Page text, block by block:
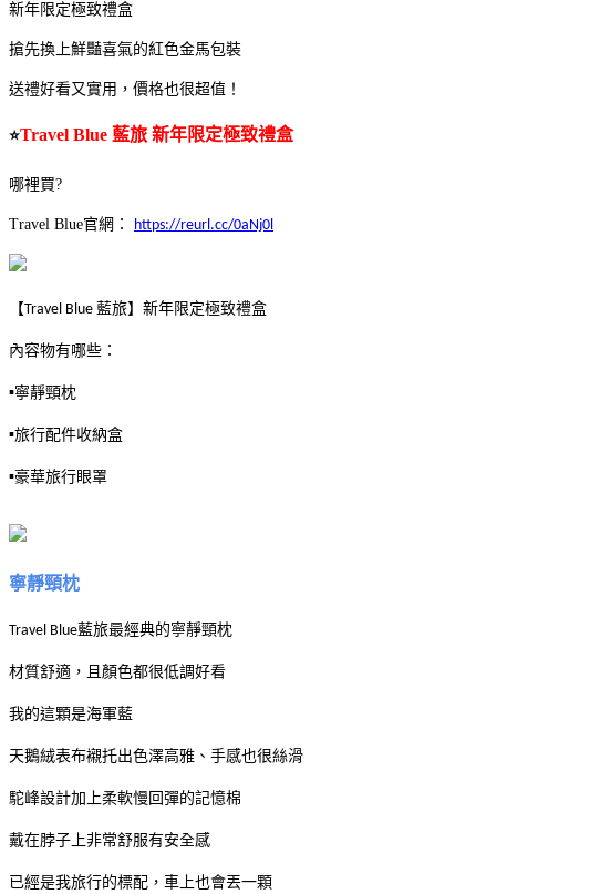
新年限定極致禮盒
搶先換上鮮豔喜氣的紅色金馬包裝
送禮好看又實用，價格也很超值！
⭐Travel Blue 藍旅 新年限定極致禮盒
哪裡買?
Travel Blue官網： https://reurl.cc/0aNj0l
【Travel Blue 藍旅】新年限定極致禮盒
內容物有哪些：
▪️寧靜頸枕
▪️旅行配件收納盒
▪️豪華旅行眼罩
寧靜頸枕
Travel Blue藍旅最經典的寧靜頸枕
材質舒適，且顏色都很低調好看
我的這顆是海軍藍
天鵝絨表布襯托出色澤高雅、手感也很絲滑
駝峰設計加上柔軟慢回彈的記憶棉
戴在脖子上非常舒服有安全感
已經是我旅行的標配，車上也會丟一顆